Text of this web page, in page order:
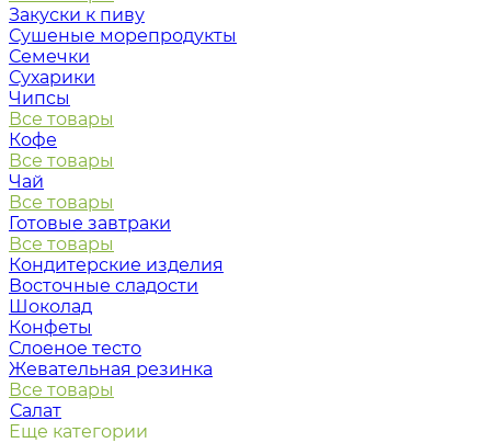
Закуски к пиву
Сушеные морепродукты
Семечки
Сухарики
Чипсы
Все товары
Кофе
Все товары
Чай
Все товары
Готовые завтраки
Все товары
Кондитерские изделия
Восточные сладости
Шоколад
Конфеты
Слоеное тесто
Жевательная резинка
Все товары
Салат
Еще категории